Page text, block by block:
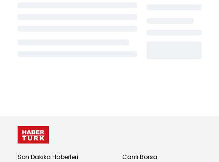
Son Dakika Haberleri
Canlı Borsa